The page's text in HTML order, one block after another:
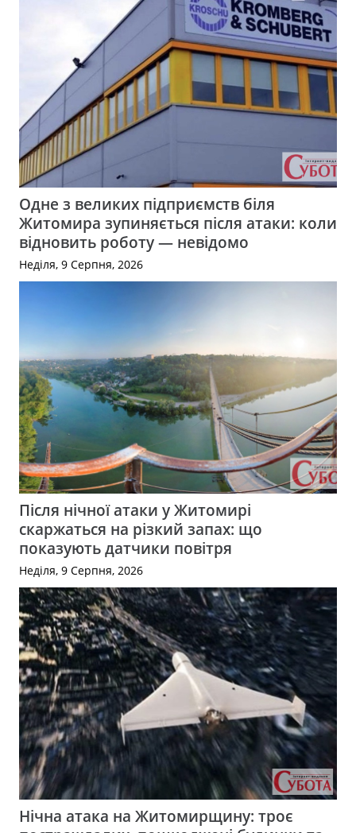
Одне з великих підприємств біля
Житомира зупиняється після атаки: коли
відновить роботу — невідомо
Неділя, 9 Серпня, 2026
Після нічної атаки у Житомирі
скаржаться на різкий запах: що
показують датчики повітря
Неділя, 9 Серпня, 2026
Нічна атака на Житомирщину: троє